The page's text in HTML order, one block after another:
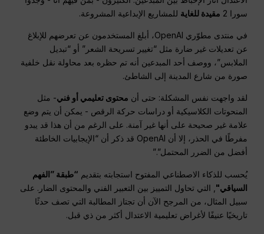
سورا 2
مقيدة للغاية للمشاريع الإبداعية المشروعة.
في منتدى مطوّري OpenAI، أبلغ المستخدمون عن تعرضهم للإبلاغ
عن تعديلات غير ضارة مثل “تغيير تسريحة الشعر” أو “تبديل
الملابس”، ووصف أحد المبدعين أنه تم حظره بعد محاولة نقل خلفية
صورة من شارع المدينة إلى الشاطئ.
لقد واجهت نفس المشكلة: حتى أن محتوى تعليمي أو فني- مثل
المنحوتات الكلاسيكية أو دراسات حركة الرقص - يمكن أن يتم وضع
علامة غير صحيحة على أنها غير آمنة. على الرغم من أن هذا قد يبدو
مفرطًا في الحذر، إلا أن OpenAI قد ذكر أن “الإيجابيات الخاطئة
أفضل من الضرر المحتمل”.”
يُحسب للذكاء الاصطناعي المفتوح استجابته بتقديم “طبقة ”الفهم
السياقي" , التي تحاول التمييز بين التعبير الفني والمحتوى الضار. على
سبيل المثال، من المرجح الآن أن تجتاز المطالبة التي تصف حدثًا
تاريخيًا عنيفًا لأغراض تعليمية الاعتدال أكثر من ذي قبل.